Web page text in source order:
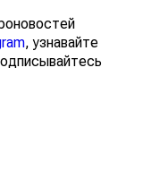
, узнавайте